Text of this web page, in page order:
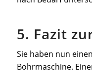
5. Fazit
Sie haben nun
Bohrmaschine.